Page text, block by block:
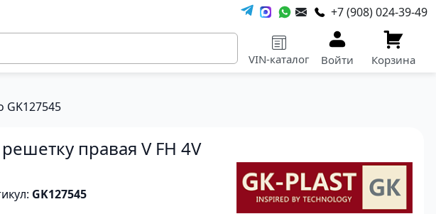
+7 (908) 024-39-49
VIN-каталог Войти Корзина
GK127545
правая V FH 4V
GK127545